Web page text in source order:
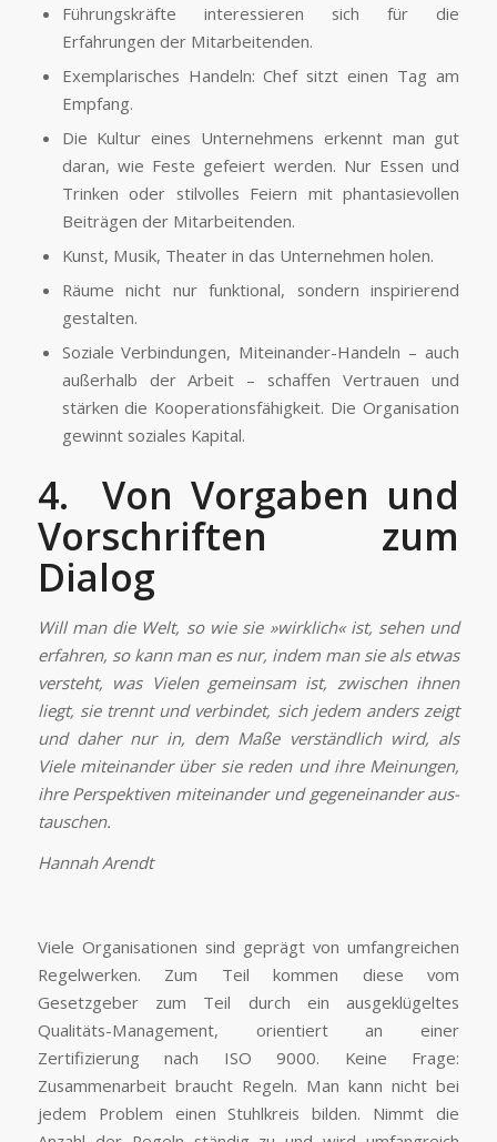
Führungskräfte interessieren sich für die
Erfahrungen der Mitarbeitenden.
Exemplarisches Handeln: Chef sitzt einen Tag am
Empfang.
Die Kultur eines Unternehmens erkennt man gut
daran, wie Feste gefeiert werden. Nur Essen und
Trinken oder stilvolles Feiern mit phantasievollen
Beiträgen der Mitarbeitenden.
Kunst, Musik, Theater in das Unternehmen holen.
Räume nicht nur funktional, sondern inspirierend
gestalten.
Soziale Verbindungen, Miteinander-Handeln – auch
außerhalb der Arbeit – schaffen Vertrauen und
stärken die Kooperationsfähigkeit. Die Organisation
gewinnt soziales Kapital.
4. Von Vorgaben und
Vorschriften zum
Dialog
Will man die Welt, so wie sie »wirklich« ist, sehen und
erfahren, so kann man es nur, indem man sie als etwas
versteht, was Vielen gemeinsam ist, zwischen ihnen
liegt, sie trennt und verbindet, sich jedem anders zeigt
und daher nur in, dem Maße verständlich wird, als
Viele miteinander über sie reden und ihre Meinungen,
ihre Perspektiven miteinander und gegeneinander aus­
tauschen.
Hannah Arendt
Viele Organisationen sind geprägt von umfangreichen
Regelwerken. Zum Teil kommen diese vom
Gesetzgeber zum Teil durch ein ausge­klügeltes
Qualitäts-Management, orientiert an einer
Zertifizierung nach ISO 9000. Keine Frage:
Zusammenarbeit braucht Regeln. Man kann nicht bei
jedem Problem einen Stuhlkreis bilden. Nimmt die